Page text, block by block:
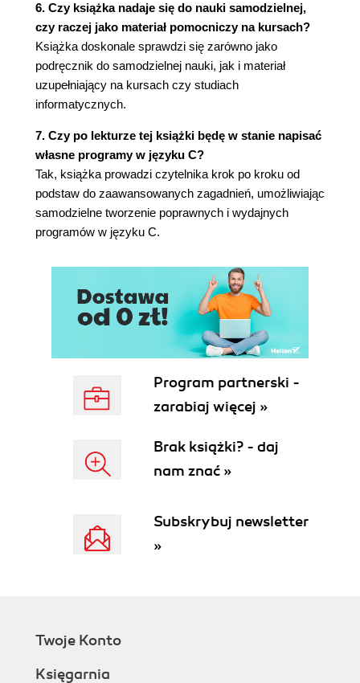
całkowitoliczbowych
Promocje typów całkowitoliczbowych
Zwykłe przekształcenia arytmetyczne
Przykład przekształcenia niejawnego
Bezpieczne przekształcenia
Podsumowanie
4. Wyrażenia i operatory
Zwykłe przypisanie
Wyznaczanie wartości
Wywoływanie funkcji
Operatory inkrementacji i dekrementacji
Pierwszeństwo operatorów i asocjatywność
Niesekwencyjne i sekwencyjne nieścisłe
wyznaczanie wartości
Punkty sekwencji
Operatory arytmetyczne
Jednoargumentowe operatory + i -
Operator logiczny negacji
Operatory multiplikatywne
Operatory bitowe
Operator dopełnienia
Operator bitowej alternatywy rozłącznej XOR
Operator alternatywy bitowej OR
Operatory relacyjne
6. Czy książka nadaje się do nauki samodzielnej,
czy raczej jako materiał pomocniczy na kursach?
Książka doskonale sprawdzi się zarówno jako
podręcznik do samodzielnej nauki, jak i materiał
uzupełniający na kursach czy studiach
informatycznych.
7. Czy po lekturze tej książki będę w stanie napisać
własne programy w języku C?
Tak, książka prowadzi czytelnika krok po kroku od
podstaw do zaawansowanych zagadnień, umożliwiając
samodzielne tworzenie poprawnych i wydajnych
programów w języku C.
Program partnerski -
zarabiaj więcej »
Brak książki? - daj
nam znać »
Subskrybuj newsletter
»
Twoje Konto
Księgarnia